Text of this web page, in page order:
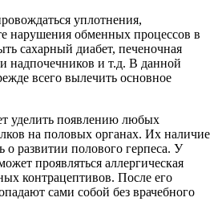
уплотнения,
нарушения обменных процессов в
сахарный диабет, печеночная
надпочечников и т.д. В данной
всего вылечить основное
уделить появлению любых
на половых органах. Их наличие
о развитии полового герпеса. У
проявляться аллергическая
контрацептивов. После его
сами собой без врачебного